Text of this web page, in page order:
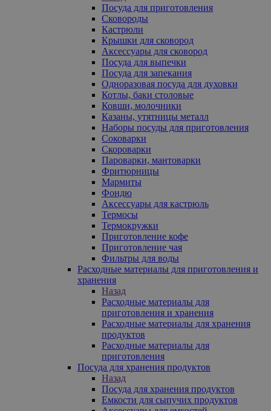
Посуда для приготовления
Сковороды
Кастрюли
Крышки для сковород
Аксессуары для сковород
Посуда для выпечки
Посуда для запекания
Одноразовая посуда для духовки
Котлы, баки столовые
Ковши, молочники
Казаны, утятницы металл
Наборы посуды для приготовления
Соковарки
Скороварки
Пароварки, мантоварки
Фритюрницы
Мармиты
Фондю
Аксессуары для кастрюль
Термосы
Термокружки
Приготовление кофе
Приготовление чая
Фильтры для воды
Расходные материалы для приготовления и
хранения
Назад
Расходные материалы для
приготовления и хранения
Расходные материалы для хранения
продуктов
Расходные материалы для
приготовления
Посуда для хранения продуктов
Назад
Посуда для хранения продуктов
Емкости для сыпучих продуктов